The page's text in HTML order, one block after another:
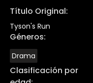
Título Original:
Tyson's Run
Géneros:
Drama
Clasificación por